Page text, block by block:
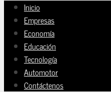
Inicio
Empresas
Economía
Educación
Tecnología
Automotor
Contáctenos